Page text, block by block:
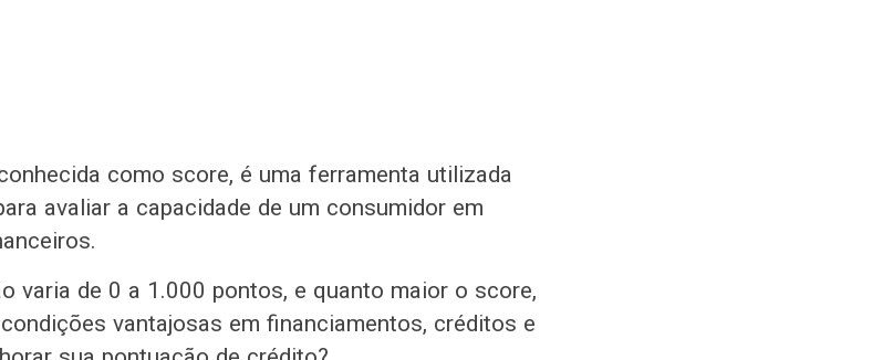
como score, é uma ferramenta utilizada
avaliar a capacidade de um consumidor em
varia de 0 a 1.000 pontos, e quanto maior o score,
vantajosas em financiamentos, créditos e